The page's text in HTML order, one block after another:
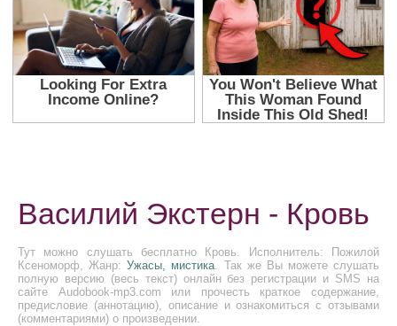
Василий Экстерн - Кровь
Тут можно слушать бесплатно Кровь. Исполнитель: Пожилой
Ксеноморф, Жанр:Ужасы, мистика. Так же Вы можете слушать
полную версию (весь текст) онлайн без регистрации и SMS на
сайте Audobook-mp3.com или прочесть краткое содержание,
предисловие (аннотацию), описание и ознакомиться с отзывами
(комментариями) о произведении.